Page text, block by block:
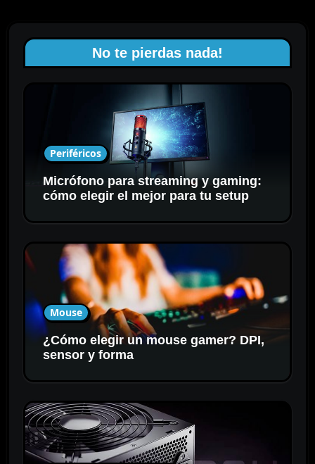
No te pierdas nada!
Periféricos
Micrófono para streaming y gaming:
cómo elegir el mejor para tu setup
Mouse
¿Cómo elegir un mouse gamer? DPI,
sensor y forma